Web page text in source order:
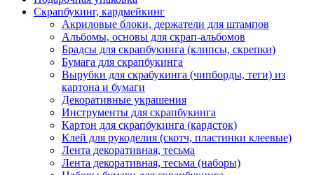
Скрапбукинг, кардмейкинг
Акриловые блоки, держатели для штампов
Альбомы, основы для скрап-альбомов
Брадсы для скрапбукинга (клипсы, скрепки)
Бумага для скрапбукинга
Вырубки для скрабукинга (чипборды, теги) из
картона и бумаги
Декоративные украшения
Инструменты для скрапбукинга
Картон для скрапбукинга (кардсток)
Клей для рукоделия (скотч, пластинки клеевые)
Лента декоративная, тесьма
Лента декоративная, тесьма (наборы)